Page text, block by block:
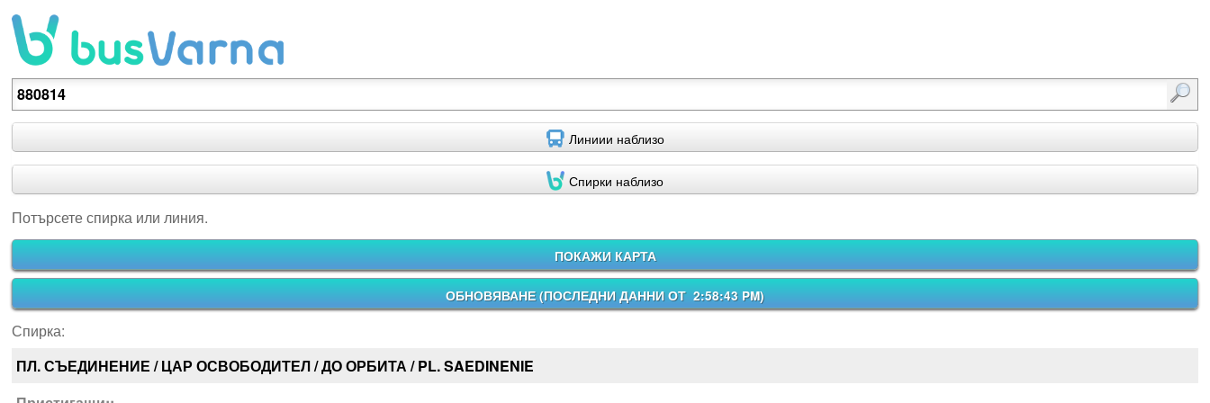
Потърсете спирка или линия.
Линиии наблизо
Спирки наблизо
Потърсете спирка или линия.
ПОКАЖИ КАРТА
ОБНОВЯВАНЕ (ПОСЛЕДНИ ДАННИ ОТ 2:58:43 PM)
Спирка:
ПЛ. СЪЕДИНЕНИЕ / ЦАР ОСВОБОДИТЕЛ / ДО ОРБИТА / PL. SAEDINENIE